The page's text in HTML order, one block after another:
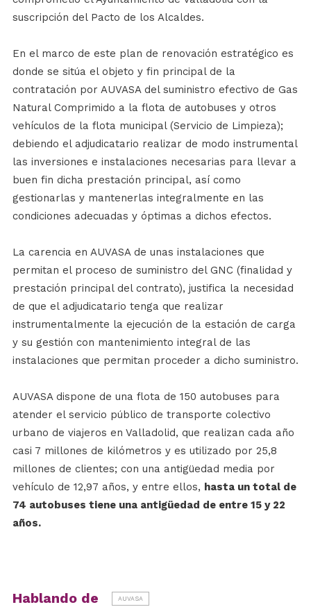
suscripción del Pacto de los Alcaldes.
En el marco de este plan de renovación estratégico es
donde se sitúa el objeto y fin principal de la
contratación por AUVASA del suministro efectivo de Gas
Natural Comprimido a la flota de autobuses y otros
vehículos de la flota municipal (Servicio de Limpieza);
debiendo el adjudicatario realizar de modo instrumental
las inversiones e instalaciones necesarias para llevar a
buen fin dicha prestación principal, así como
gestionarlas y mantenerlas integralmente en las
condiciones adecuadas y óptimas a dichos efectos.
La carencia en AUVASA de unas instalaciones que
permitan el proceso de suministro del GNC (finalidad y
prestación principal del contrato), justifica la necesidad
de que el adjudicatario tenga que realizar
instrumentalmente la ejecución de la estación de carga
y su gestión con mantenimiento integral de las
instalaciones que permitan proceder a dicho suministro.
AUVASA dispone de una flota de 150 autobuses para
atender el servicio público de transporte colectivo
urbano de viajeros en Valladolid, que realizan cada año
casi 7 millones de kilómetros y es utilizado por 25,8
millones de clientes; con una antigüedad media por
vehículo de 12,97 años, y entre ellos, hasta un total de
74 autobuses tiene una antigüedad de entre 15 y 22
años.
Hablando de AUVASA